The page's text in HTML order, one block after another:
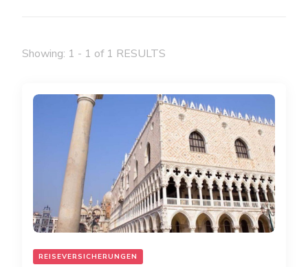
Showing: 1 - 1 of 1 RESULTS
REISEVERSICHERUNGEN